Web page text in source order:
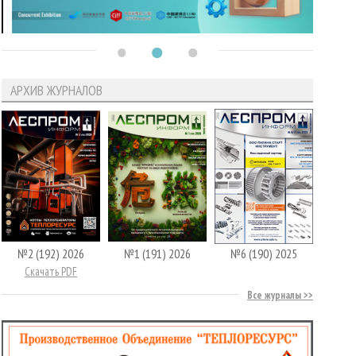
АРХИВ ЖУРНАЛОВ
№2 (192) 2026
Скачать PDF
№1 (191) 2026 №6 (190) 2025
Все журналы